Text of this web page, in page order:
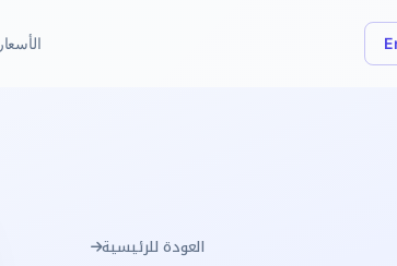
الأسعار
العودة للرئيسية